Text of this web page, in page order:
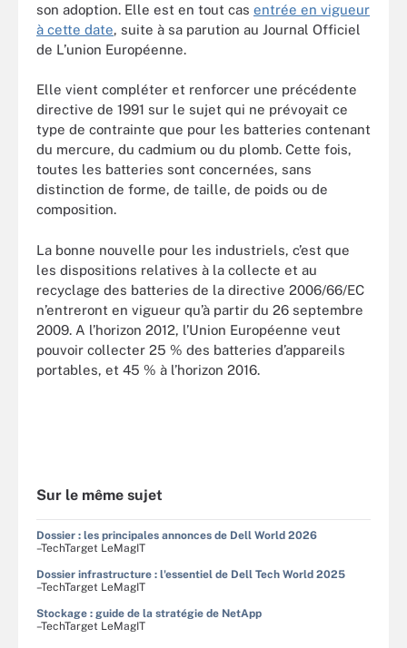
son adoption. Elle est en tout cas entrée en vigueur
à cette date, suite à sa parution au Journal Officiel
de L’union Européenne.
Elle vient compléter et renforcer une précédente
directive de 1991 sur le sujet qui ne prévoyait ce
type de contrainte que pour les batteries contenant
du mercure, du cadmium ou du plomb. Cette fois,
toutes les batteries sont concernées, sans
distinction de forme, de taille, de poids ou de
composition.
La bonne nouvelle pour les industriels, c’est que
les dispositions relatives à la collecte et au
recyclage des batteries de la directive 2006/66/EC
n’entreront en vigueur qu’à partir du 26 septembre
2009. A l’horizon 2012, l’Union Européenne veut
pouvoir collecter 25 % des batteries d’appareils
portables, et 45 % à l’horizon 2016.
Sur le même sujet
Dossier : les principales annonces de Dell World 2026
–TechTarget LeMagIT
Dossier infrastructure : l'essentiel de Dell Tech World 2025
–TechTarget LeMagIT
Stockage : guide de la stratégie de NetApp
–TechTarget LeMagIT